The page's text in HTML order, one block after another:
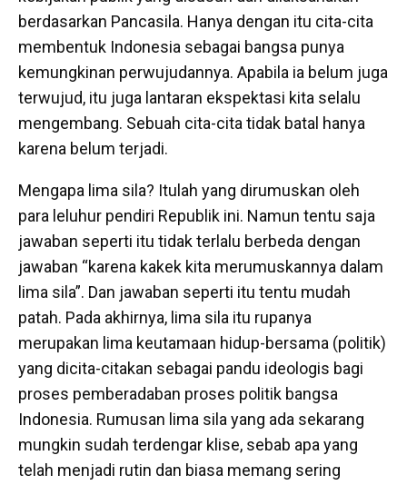
berdasarkan Pancasila. Hanya dengan itu cita-cita
membentuk Indonesia sebagai bangsa punya
kemungkinan perwujudannya. Apabila ia belum juga
terwujud, itu juga lantaran ekspektasi kita selalu
mengembang. Sebuah cita-cita tidak batal hanya
karena belum terjadi.
Mengapa lima sila? Itulah yang dirumuskan oleh
para leluhur pendiri Republik ini. Namun tentu saja
jawaban seperti itu tidak terlalu berbeda dengan
jawaban “karena kakek kita merumuskannya dalam
lima sila”. Dan jawaban seperti itu tentu mudah
patah. Pada akhirnya, lima sila itu rupanya
merupakan lima keutamaan hidup-bersama (politik)
yang dicita-citakan sebagai pandu ideologis bagi
proses pemberadaban proses politik bangsa
Indonesia. Rumusan lima sila yang ada sekarang
mungkin sudah terdengar klise, sebab apa yang
telah menjadi rutin dan biasa memang sering